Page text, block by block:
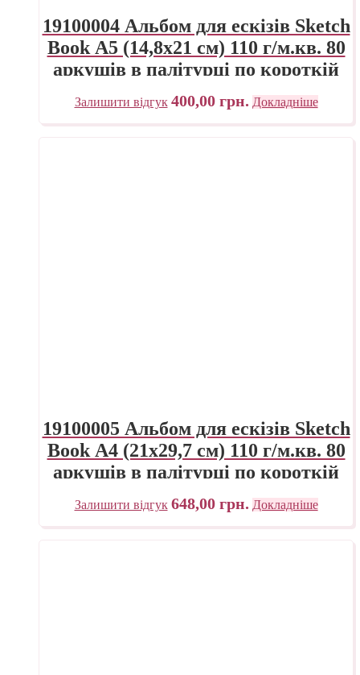
19100004 Альбом для ескізів Sketch
Book А5 (14,8х21 см) 110 г/м.кв. 80
аркушів в палітурці по короткій
стороні Fabriano Італія
Залишити відгук 400,00 грн. Докладніше
19100005 Альбом для ескізів Sketch
Book А4 (21х29,7 см) 110 г/м.кв. 80
аркушів в палітурці по короткій
стороні Fabriano Італія
Залишити відгук 648,00 грн. Докладніше